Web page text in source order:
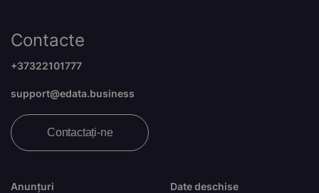
Anunțuri Date deschise
Contacte
+37322101777
support@edata.business
Contactați-ne